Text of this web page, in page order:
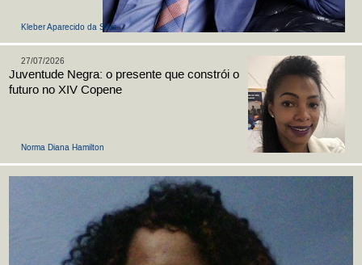
Kleber Aparecido da Silva
Norma Diana Hamilton
27/07/2026
Juventude Negra: o presente que constrói o
futuro no XIV Copene